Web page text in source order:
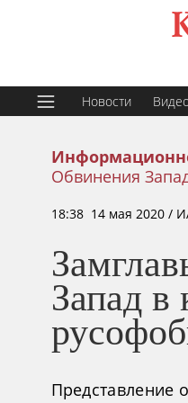
Новости
Обвинения
18:38 14 мая 2020 /
Запад в
Представление